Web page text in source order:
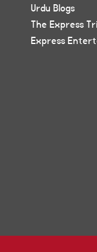
Urdu Blogs
The Express
Express